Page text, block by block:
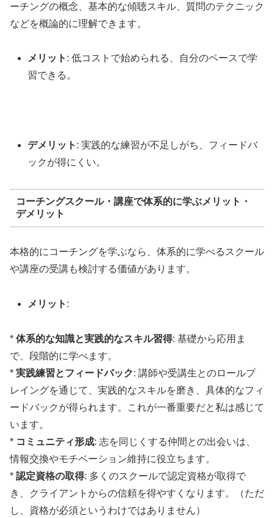
ーチングの概念、基本的な傾聴スキル、質問のテクニック
などを概論的に理解できます。
メリット : 低コストで始められる、自分のペースで学
習できる。
デメリット : 実践的な練習が不足しがち、フィードバ
ックが得にくい。
コーチングスクール・講座で体系的に学ぶメリット・
デメリット
本格的にコーチングを学ぶなら、体系的に学べるスクール
や講座の受講も検討する価値があります。
メリット :
* 体系的な知識と実践的なスキル習得: 基礎から応用ま
で、段階的に学べます。
* 実践練習とフィードバック: 講師や受講生とのロールプ
レイングを通じて、実践的なスキルを磨き、具体的なフィ
ードバックが得られます。これが一番重要だと私は感じて
います。
* コミュニティ形成: 志を同じくする仲間との出会いは、
情報交換やモチベーション維持に役立ちます。
* 認定資格の取得: 多くのスクールで認定資格が取得で
き、クライアントからの信頼を得やすくなります。（ただ
し、資格が必須というわけではありません）